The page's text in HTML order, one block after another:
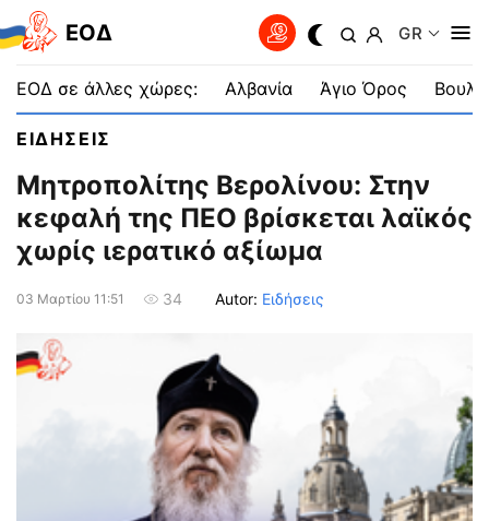
EOΔ GR
ΕΟΔ σε άλλες χώρες: Αλβανία Άγιο Όρος
ΕΙΔΗΣΕΙΣ
Μητροπολίτης Βερολίνου: Στην
κεφαλή της ΠΕΟ βρίσκεται λαϊκός
χωρίς ιερατικό αξίωμα
03 Μαρτίου 11:51 34 Autor: Ειδήσεις